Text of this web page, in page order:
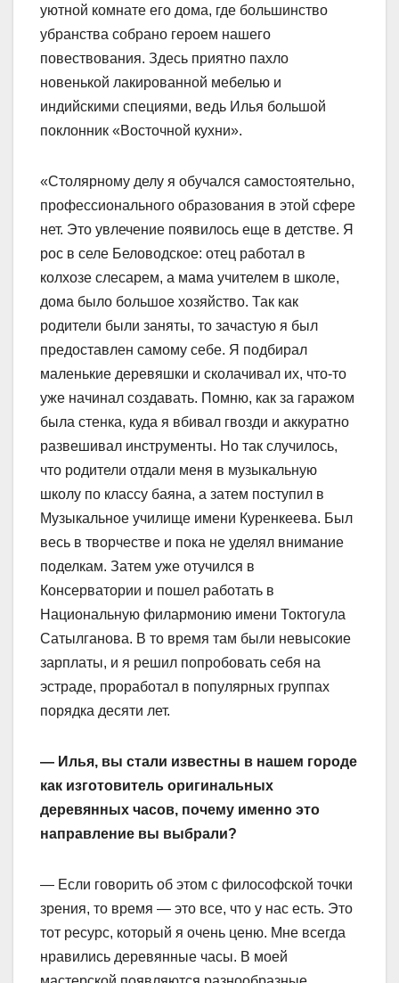
уютной комнате его дома, где большинство
убранства собрано героем нашего
повествования. Здесь приятно пахло
новенькой лакированной мебелью и
индийскими специями, ведь Илья большой
поклонник «Восточной кухни».
«Столярному делу я обучался самостоятельно,
профессионального образования в этой сфере
нет. Это увлечение появилось еще в детстве. Я
рос в селе Беловодское: отец работал в
колхозе слесарем, а мама учителем в школе,
дома было большое хозяйство. Так как
родители были заняты, то зачастую я был
предоставлен самому себе. Я подбирал
маленькие деревяшки и сколачивал их, что-то
уже начинал создавать. Помню, как за гаражом
была стенка, куда я вбивал гвозди и аккуратно
развешивал инструменты. Но так случилось,
что родители отдали меня в музыкальную
школу по классу баяна, а затем поступил в
Музыкальное училище имени Куренкеева. Был
весь в творчестве и пока не уделял внимание
поделкам. Затем уже отучился в
Консерватории и пошел работать в
Национальную филармонию имени Токтогула
Сатылганова. В то время там были невысокие
зарплаты, и я решил попробовать себя на
эстраде, проработал в популярных группах
порядка десяти лет.
— Илья, вы стали известны в нашем городе
как изготовитель оригинальных
деревянных часов, почему именно это
направление вы выбрали?
— Если говорить об этом с философской точки
зрения, то время — это все, что у нас есть. Это
тот ресурс, который я очень ценю. Мне всегда
нравились деревянные часы. В моей